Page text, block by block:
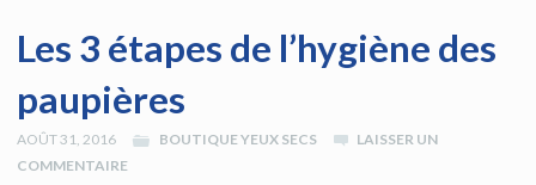
Les 3 étapes de l’hygiène des
paupières
AOÛT 31, 2016 BOUTIQUE YEUX SECS
LAISSER UN
COMMENTAIRE